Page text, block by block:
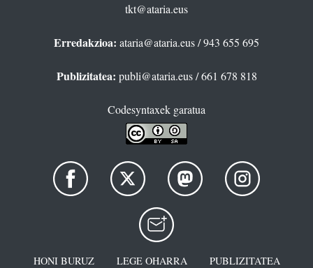
tkt@ataria.eus
Erredakzioa: ataria@ataria.eus/ 943 655 695
Publizitatea: publi@ataria.eus/ 661 678 818
Codesyntaxek garatua
HONI BURUZ LEGE OHARRA
PUBLIZITATEA